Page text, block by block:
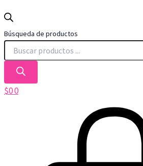
Búsqueda de productos
$00